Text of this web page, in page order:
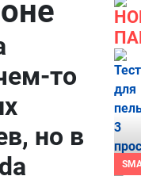
то
но в